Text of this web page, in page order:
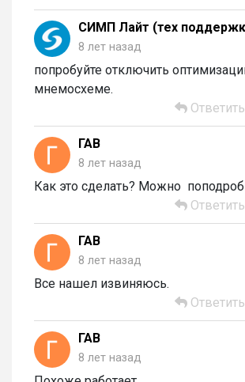
СИМП Лайт (тех
8 лет назад
попробуйте отключить
мнемосхеме.
Ответить
ГАВ
8 лет назад
Как это сделать? Можно
Ответить
ГАВ
8 лет назад
Все нашел извиняюсь.
Ответить
ГАВ
8 лет назад